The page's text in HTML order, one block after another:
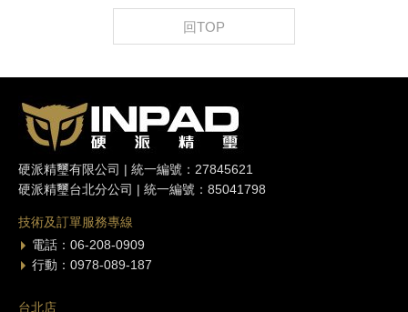
回TOP
硬派精璽有限公司 | 統一編號：27845621
硬派精璽台北分公司 | 統一編號：85041798
技術及訂單服務專線
電話：06-208-0909
行動：0978-089-187
台北店